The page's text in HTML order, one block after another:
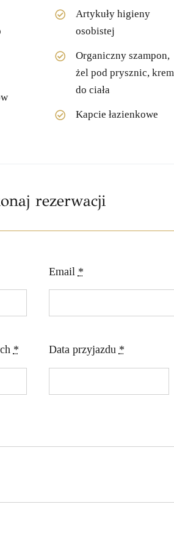
Artykuły higieny
osobistej
Organiczny szampon,
żel pod prysznic, krem
do ciała
Kapcie łazienkowe
rezerwacji
Email *
* Data przyjazdu *